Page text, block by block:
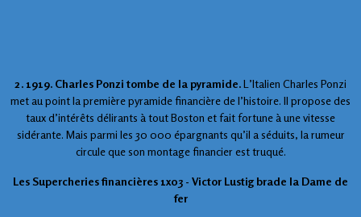
2. 1919. Charles Ponzi tombe de la pyramide.L’Italien Charles Ponzi
met au point la première pyramide financière de l’histoire. Il propose des
taux d’intérêts délirants à tout Boston et fait fortune à une vitesse
sidérante. Mais parmi les 30 000 épargnants qu’il a séduits, la rumeur
circule que son montage financier est truqué.
Les Supercheries financières 1x03 - Victor Lustig brade la Dame de
fer